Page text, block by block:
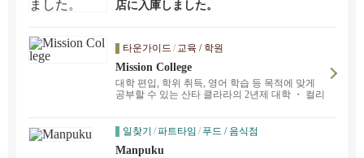
店に入庫しました。
타운가이드 / 교육 / 학원
Mission College
대학 편입, 학위 취득, 영어 학습 등 목적에 맞게
공부할 수 있는 산타 클라라의 2년제 대학 ・ 컬리
리티, 그래픽 디자인, 컴퓨터 사이언스 등 다양한
수업, 간호사, 보육사 등의 자격증 （ 자격증 ）을
취득할 수 있는 코스 등 다양한 수업이 있습니다.
일찾기 /파트타임 / 푸드 / 음식점
Manpuku